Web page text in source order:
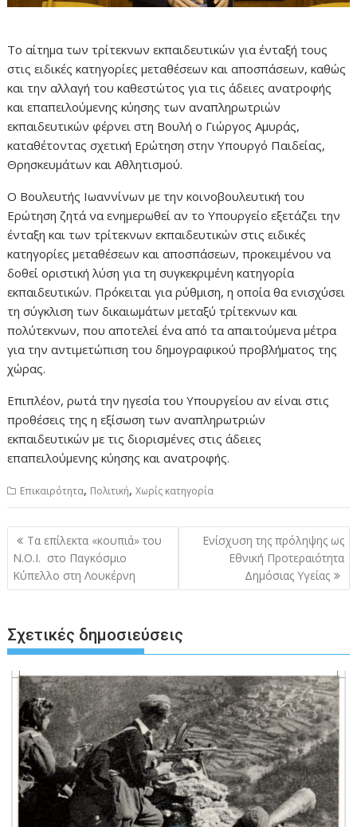
Το αίτημα των τρίτεκνων εκπαιδευτικών για ένταξή τους
στις ειδικές κατηγορίες μεταθέσεων και αποσπάσεων, καθώς
και την αλλαγή του καθεστώτος για τις άδειες ανατροφής
και επαπειλούμενης κύησης των αναπληρωτριών
εκπαιδευτικών φέρνει στη Βουλή ο Γιώργος Αμυράς,
καταθέτοντας σχετική Ερώτηση στην Υπουργό Παιδείας,
Θρησκευμάτων και Αθλητισμού.
Ο Βουλευτής Ιωαννίνων με την κοινοβουλευτική του
Ερώτηση ζητά να ενημερωθεί αν το Υπουργείο εξετάζει την
ένταξη και των τρίτεκνων εκπαιδευτικών στις ειδικές
κατηγορίες μεταθέσεων και αποσπάσεων, προκειμένου να
δοθεί οριστική λύση για τη συγκεκριμένη κατηγορία
εκπαιδευτικών. Πρόκειται για ρύθμιση, η οποία θα ενισχύσει
τη σύγκλιση των δικαιωμάτων μεταξύ τρίτεκνων και
πολύτεκνων, που αποτελεί ένα από τα απαιτούμενα μέτρα
για την αντιμετώπιση του δημογραφικού προβλήματος της
χώρας.
Επιπλέον, ρωτά την ηγεσία του Υπουργείου αν είναι στις
προθέσεις της η εξίσωση των αναπληρωτριών
εκπαιδευτικών με τις διορισμένες στις άδειες
επαπειλούμενης κύησης και ανατροφής.
Επικαιρότητα, Πολιτική,Χωρίς κατηγορία
Πλοήγηση
άρθρων
Tα επίλεκτα «κουπιά» του
Ν.Ο.Ι. στο Παγκόσμιο
Κύπελλο στη Λουκέρνη
Ενίσχυση της πρόληψης ως
Εθνική Προτεραιότητα
Δημόσιας Υγείας
Σχετικές δημοσιεύσεις